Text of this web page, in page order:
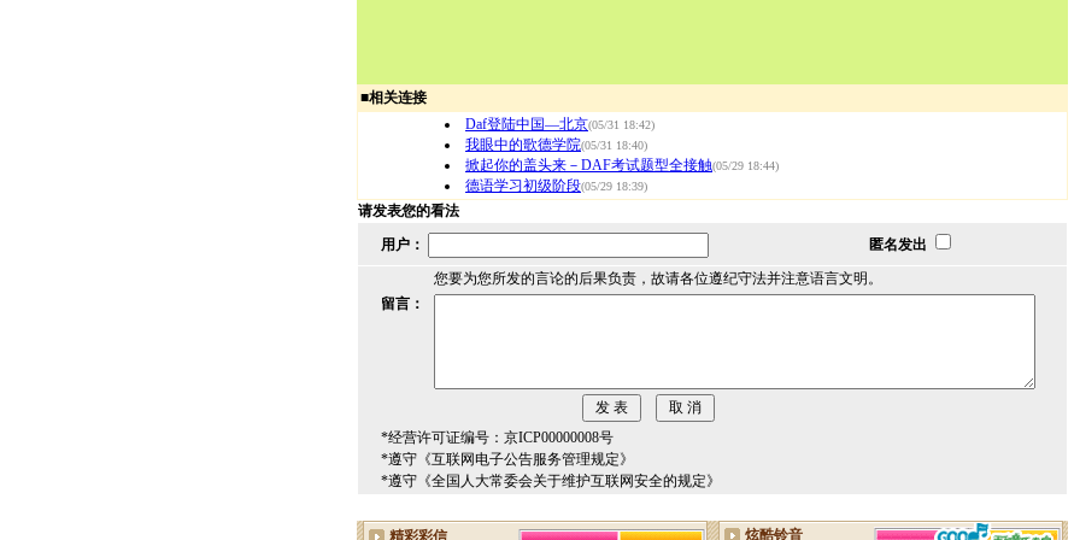
■相关连接
Daf登陆中国―北京(05/31 18:42)
我眼中的歌德学院(05/31 18:40)
掀起你的盖头来－DAF考试题型全接触(05/29 18:44)
德语学习初级阶段(05/29 18:39)
请发表您的看法
用户：
匿名发出
您要为您所发的言论的后果负责，故请各位遵纪守法并注意语言文明。
留言：
*经营许可证编号：京ICP00000008号
*遵守《互联网电子公告服务管理规定》
*遵守《全国人大常委会关于维护互联网安全的规定》